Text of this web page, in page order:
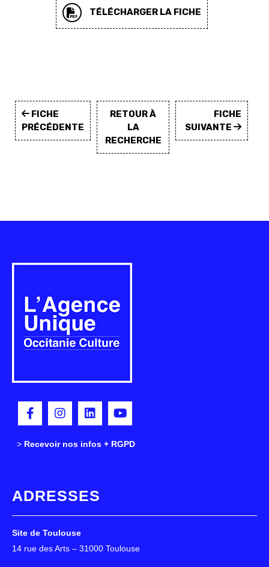
TÉLÉCHARGER LA FICHE
FICHE
PRÉCÉDENTE
RETOUR À
LA
RECHERCHE
FICHE
SUIVANTE
> Recevoir nos infos + RGPD
ADRESSES
Site de Toulouse
14 rue des Arts – 31000 Toulouse